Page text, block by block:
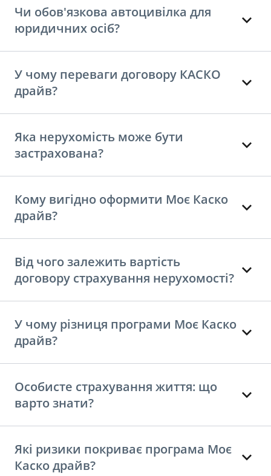
Чи обов'язкова автоцивілка для
юридичних осіб?
У чому переваги договору КАСКО
драйв?
Яка нерухомість може бути
застрахована?
Кому вигідно оформити Моє Каско
драйв?
Від чого залежить вартість
договору страхування нерухомості?
У чому різниця програми Моє Каско
драйв?
Особисте страхування життя: що
варто знати?
Які ризики покриває програма Моє
Каско драйв?